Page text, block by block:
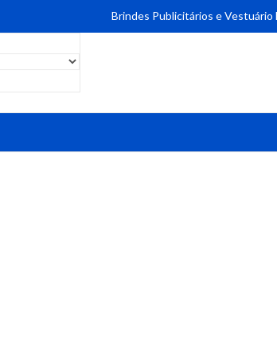
Brindes Publicitários e Vestuário